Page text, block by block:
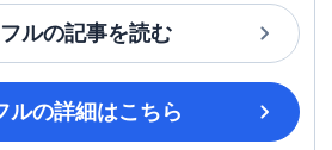
ルの記事を読む
ルの詳細はこちら